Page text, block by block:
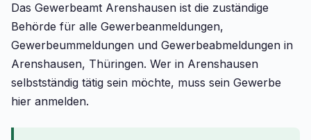
Das Gewerbeamt Arenshausen ist die zuständige
Behörde für alle Gewerbeanmeldungen,
Gewerbeummeldungen und Gewerbeabmeldungen in
Arenshausen, Thüringen. Wer in Arenshausen
selbstständig tätig sein möchte, muss sein Gewerbe
hier anmelden.